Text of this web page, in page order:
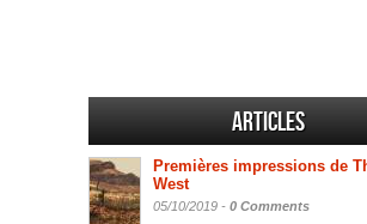
Articles
Premières impressions de
West
05/10/2019 - 0 Comments